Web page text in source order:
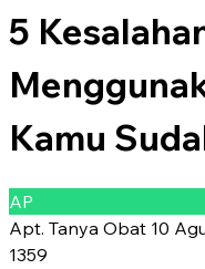
5
Kamu
AP
Apt. Tanya Obat 10
1359